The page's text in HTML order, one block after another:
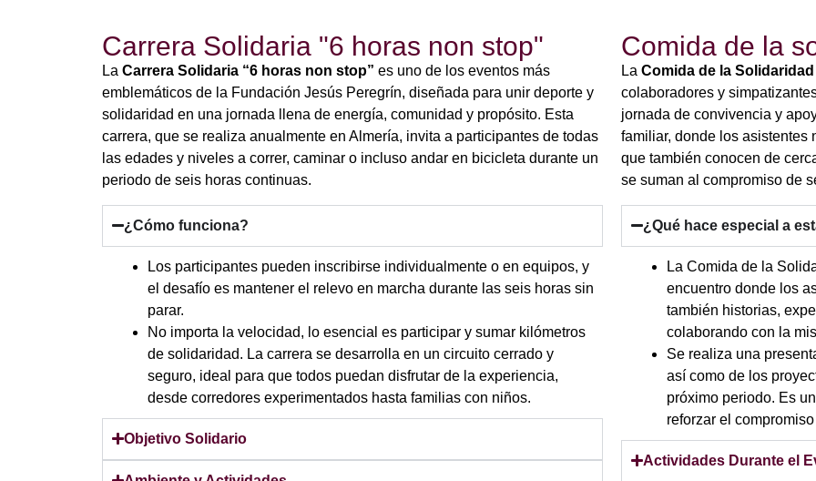
Carrera Solidaria "6 horas non stop"
La Carrera Solidaria “6 horas non stop” es uno de los eventos más
emblemáticos de la Fundación Jesús Peregrín, diseñada para unir deporte y
solidaridad en una jornada llena de energía, comunidad y propósito. Esta
carrera, que se realiza anualmente en Almería, invita a participantes de todas
las edades y niveles a correr, caminar o incluso andar en bicicleta durante un
periodo de seis horas continuas.
¿Cómo funciona?
Los participantes pueden inscribirse individualmente o en equipos, y
el desafío es mantener el relevo en marcha durante las seis horas sin
parar.
No importa la velocidad, lo esencial es participar y sumar kilómetros
de solidaridad. La carrera se desarrolla en un circuito cerrado y
seguro, ideal para que todos puedan disfrutar de la experiencia,
desde corredores experimentados hasta familias con niños.
Objetivo Solidario
Comida de la
La Comida de la Solidaridad
colaboradores y
jornada de convivencia y
familiar, donde los asistentes
que también conocen de
se suman al compromiso de
¿Qué hace especial a
La Comida de la
encuentro donde los
también historias,
colaborando con la
Se realiza una
así como de los
próximo periodo. Es
reforzar el
Actividades Durante el